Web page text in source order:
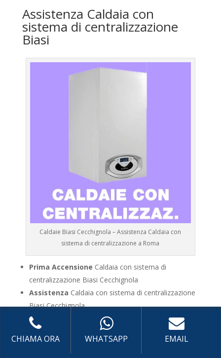
Assistenza Caldaia con
sistema di centralizzazione
Biasi
Caldaie Biasi Cecchignola – Assistenza Caldaia con
sistema di centralizzazione a Roma
Prima Accensione Caldaia con sistema di
centralizzazione Biasi Cecchignola
Assistenza Caldaia con sistema di centralizzazione
Biasi Cecchignola
Manutenzione
Caldaia con sistema di
centralizzazione Biasi Cecchignola
Riparazione
Caldaia con sistema di centralizzazione
CHIAMA ORA WHATSAPP EMAIL